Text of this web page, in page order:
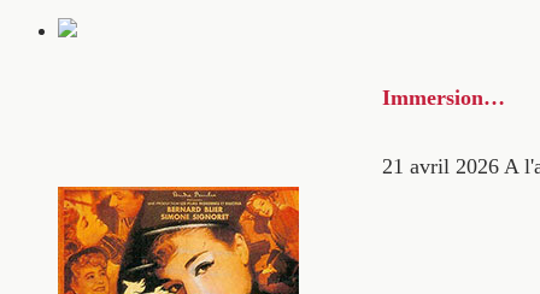
Immersion…
21 avril 2026 A